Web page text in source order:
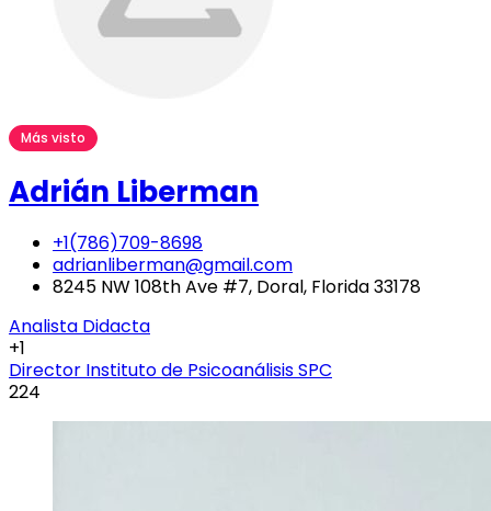
Más visto
Adrián Liberman
+1(786)709-8698
adrianliberman@gmail.com
8245 NW 108th Ave #7, Doral, Florida 33178
Analista Didacta
+1
Director Instituto de Psicoanálisis SPC
224